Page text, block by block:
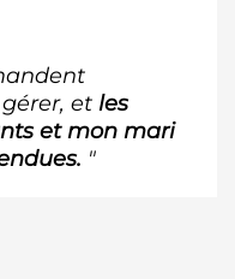
et les
et mon mari
"